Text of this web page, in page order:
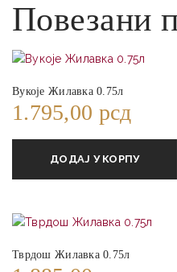
Повезани
Вукоје Жилавка 0.75л
1.795,00 рсд
ДОДАЈ У КОРПУ
Тврдош Жилавка 0.75л